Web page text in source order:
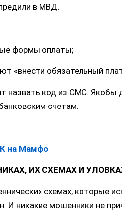
в МВД.
формы оплаты;
«внести обязательный
назвать код из СМС. Якобы
счетам.
на Мамфо
ИХ СХЕМАХ И
схемах, которые
И никакие мошенники не